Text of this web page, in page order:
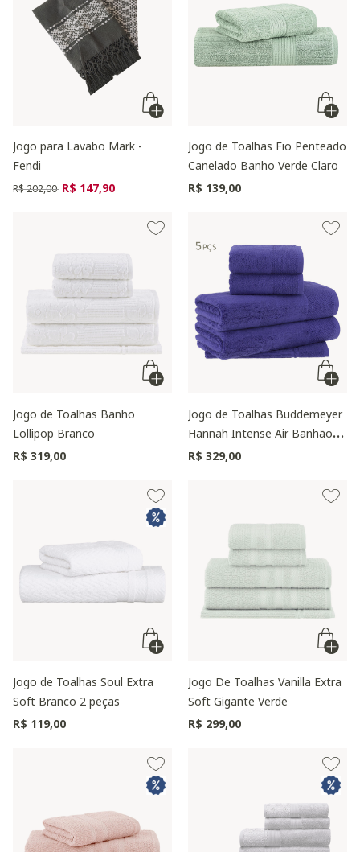
Jogo para Lavabo Mark -
Fendi
Preço reduzido de
R$ 202,00 para
R$ 147,90
Jogo de Toalhas Fio Penteado
Canelado Banho Verde Claro
R$ 139,00
Jogo de Toalhas Banho
Lollipop Branco
R$ 319,00
Jogo de Toalhas Buddemeyer
Hannah Intense Air Banhão
Roxo 5 peças
R$ 329,00
Jogo de Toalhas Soul Extra
Soft Branco 2 peças
R$ 119,00
Jogo De Toalhas Vanilla Extra
Soft Gigante Verde
R$ 299,00